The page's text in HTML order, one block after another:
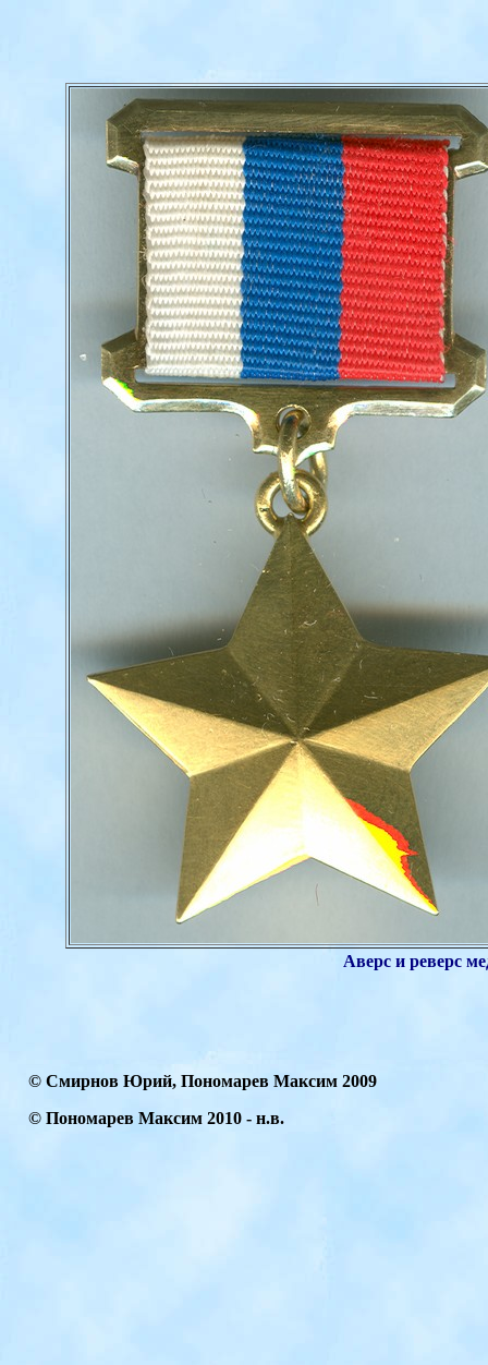
Аверс и реверс
© Смирнов Юрий, Пономарев Максим 2009
© Пономарев Максим 2010 - н.в.